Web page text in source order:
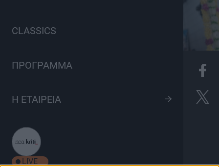
CLASSICS
ΠΡΟΓΡΑΜΜΑ
Η ΕΤΑΙΡΕΙΑ
LIVE
8 Πολιτισμός, Ταξιδιωτικά
Ο Μπρέντ Όουενς
30'